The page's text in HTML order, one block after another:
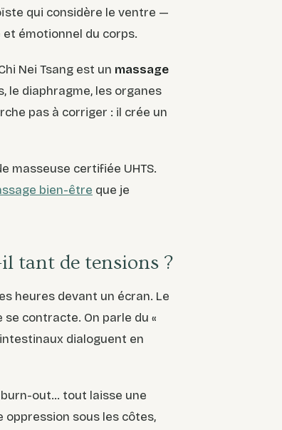
qui considère le ventre —
émotionnel du corps.
Nei Tsang est un massage
le diaphragme, les organes
pas à corriger : il crée un
masseuse certifiée UHTS.
bien-être que je
tant de tensions ?
heures devant un écran. Le
contracte. On parle du «
dialoguent en
out… tout laisse une
oppression sous les côtes,